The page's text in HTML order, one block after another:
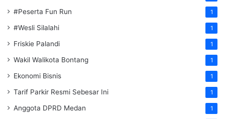
#Peserta Fun Run 1
#Wesli Silalahi 1
Friskie Palandi 1
Wakil Walikota Bontang 1
Ekonomi Bisnis 1
Tarif Parkir Resmi Sebesar Ini 1
Anggota DPRD Medan 1